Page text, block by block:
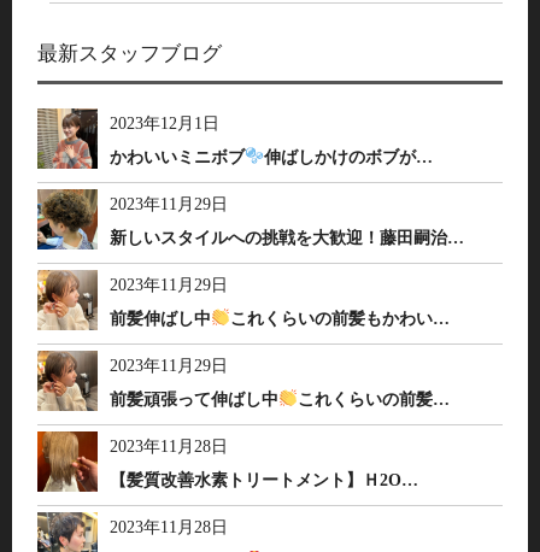
最新スタッフブログ
2023年12月1日
かわいいミニボブ
伸ばしかけのボブが…
2023年11月29日
新しいスタイルへの挑戦を大歓迎！藤田嗣治…
2023年11月29日
前髪伸ばし中
これくらいの前髪もかわい…
2023年11月29日
前髪頑張って伸ばし中
これくらいの前髪…
2023年11月28日
【髪質改善水素トリートメント】Ｈ2O…
2023年11月28日